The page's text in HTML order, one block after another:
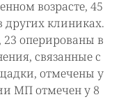
возрасте, 45
других клиниках.
оперированы в
связанные с
отмечены у
МП отмечен у 8